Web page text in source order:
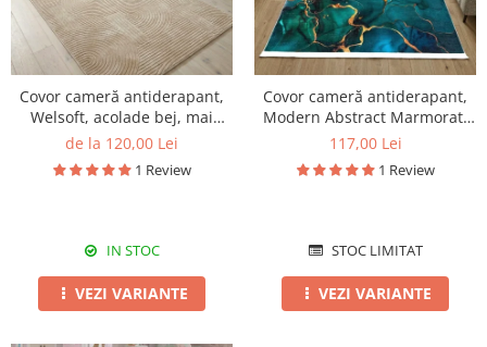
Covor cameră antiderapant,
Welsoft, acolade bej, mai
multe dimensiuni
de la 120,00 Lei
1 Review
IN STOC
VEZI VARIANTE
Covor cameră antiderapant,
Modern Abstract Marmorat,
mai multe dimensiuni
117,00 Lei
1 Review
STOC LIMITAT
VEZI VARIANTE